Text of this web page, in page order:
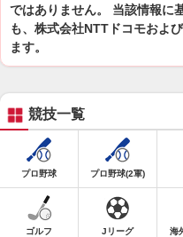
ではありません。 当該情報に
も、株式会社NTTドコモおよ
ます。
競技一覧
プロ野球 プロ野球(2軍)
ゴルフ Jリーグ 海